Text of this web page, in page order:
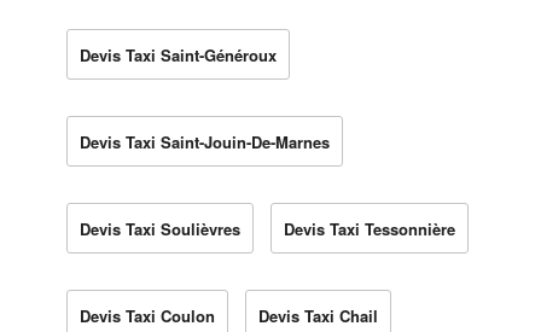
Devis Taxi Saint-Généroux
Devis Taxi Saint-Jouin-De-Marnes
Devis Taxi Soulièvres Devis Taxi Tessonnière
Devis Taxi Coulon Devis Taxi Chail